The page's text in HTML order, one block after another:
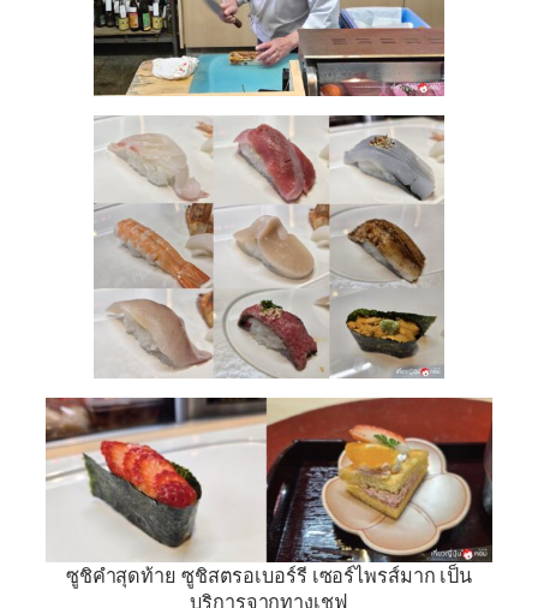
ซูชิคำสุดท้าย ซูชิสตรอเบอร์รี เซอร์ไพรส์มาก เป็น
บริการจากทางเชฟ